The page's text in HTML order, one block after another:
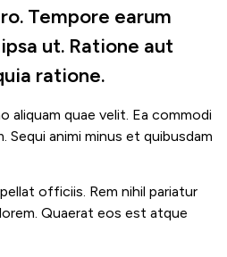
Tempore earum
ut. Ratione aut
ratione.
aliquam quae velit. Ea commodi
Sequi animi minus et quibusdam
officiis. Rem nihil pariatur
Quaerat eos est atque